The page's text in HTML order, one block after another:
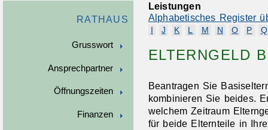
RATHAUS
Grusswort
Ansprechpartner
Öffnungszeiten
Finanzen
Leistungen
Alphabetisches Register
J K L M N O P Q
ELTERNGELD
Beantragen Sie
kombinieren Sie beides.
welchem Zeitraum
für beide Elternteile in